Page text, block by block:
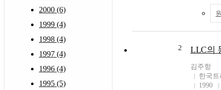
2000 (6)
1999 (4)
1998 (4)
1997 (4)
1996 (4)
1995 (5)
2 LLC의
김주항
한국
1990